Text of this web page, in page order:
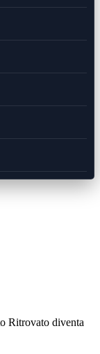
Ritrovato diventa